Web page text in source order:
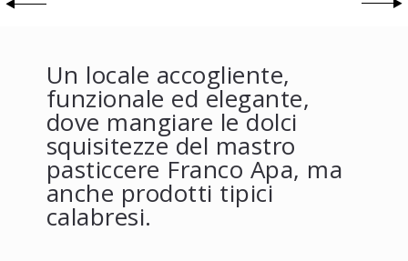
Un locale accogliente,
funzionale ed elegante,
dove mangiare le dolci
squisitezze del mastro
pasticcere Franco Apa, ma
anche prodotti tipici
calabresi.